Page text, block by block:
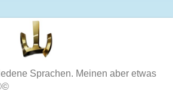
Sprachen. Meinen aber etwas